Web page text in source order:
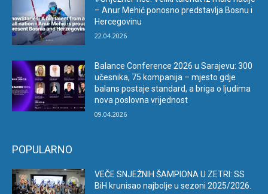
– Anur Mehić ponosno predstavlja Bosnu i
Hercegovinu
22.04.2026
Balance Conference 2026 u Sarajevu: 300
učesnika, 75 kompanija – mjesto gdje
balans postaje standard, a briga o ljudima
nova poslovna vrijednost
09.04.2026
POPULARNO
VEČE SNJEŽNIH ŠAMPIONA U ZETRI: SS
BiH krunisao najbolje u sezoni 2025/2026.